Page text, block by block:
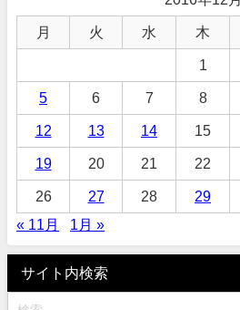
月 火 水 木
1
5 6 7 8
12 13 14 15
19 20 21 22
26 27 28 29
« 11月
1月 »
サイト内検索